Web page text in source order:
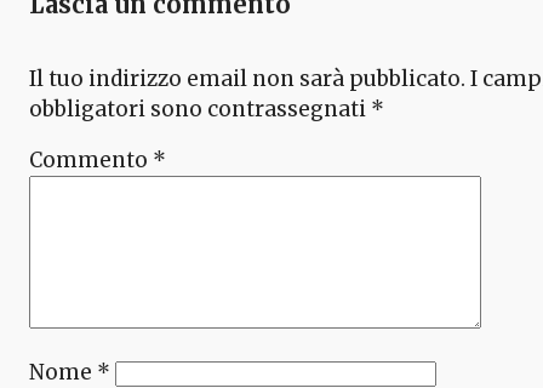
Il tuo indirizzo email non sarà pubblicato. I
obbligatori sono contrassegnati *
Commento *
Nome *